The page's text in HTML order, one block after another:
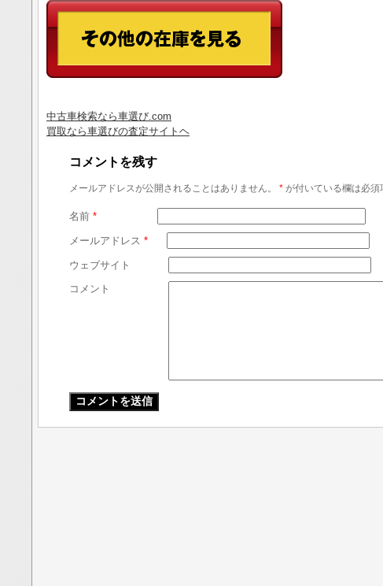
中古車検索なら車選び.com
買取なら車選びの査定サイトヘ
コメントを残す
メールアドレスが公開されることはありません。 * が付いている欄は必須
名前 *
メールアドレス *
ウェブサイト
コメント